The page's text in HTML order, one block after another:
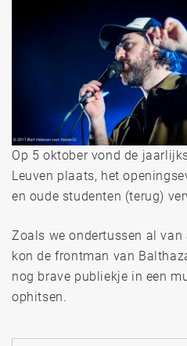
Op 5 oktober vond de
Leuven plaats, het
en oude studenten (terug)
Zoals we ondertussen al van
kon de frontman van
nog brave publiekje in een
ophitsen.